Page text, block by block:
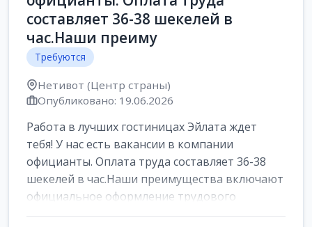
составляет 36-38 шекелей в
час.Наши преиму
Требуются
Нетивот (Центр страны)
Опубликовано: 19.06.2026
Работа в лучших гостиницах Эйлата ждет
тебя! У нас есть вакансии в компании
официанты. Оплата труда составляет 36-38
шекелей в час.Наши преимущества включают
официальное оформление трудового
договора,...